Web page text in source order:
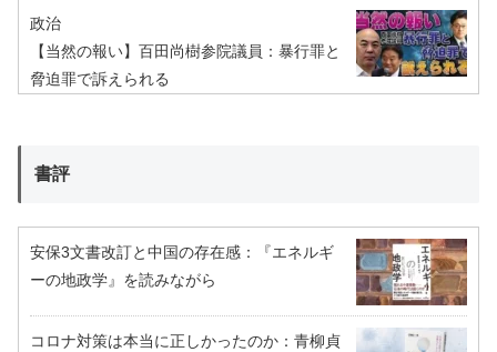
政治
【当然の報い】百田尚樹参院議員：暴行罪と
脅迫罪で訴えられる
書評
安保3文書改訂と中国の存在感：『エネルギ
ーの地政学』を読みながら
コロナ対策は本当に正しかったのか：青柳貞